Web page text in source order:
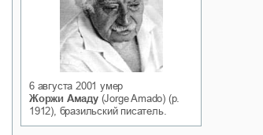
Белая ворона на факультете
Теней
6 августа 2001 умер
Жоржи Амаду(Jorge Amado) (р.
1912), бразильский писатель.